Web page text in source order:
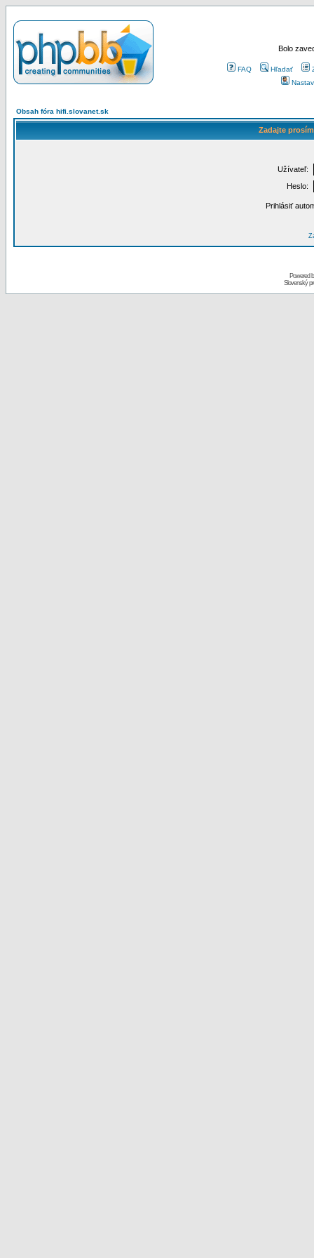
Bolo
FAQ Hľadať
Obsah fóra hifi.slovanet.sk
Zadajte
Užívateľ:
Heslo:
Prihlásiť
Powered
Slovenský